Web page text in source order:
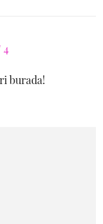
burada!